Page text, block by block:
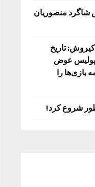
شاگرد منصوریان
تاریخ
عوض
بازی‌ها را
شروع کرد!